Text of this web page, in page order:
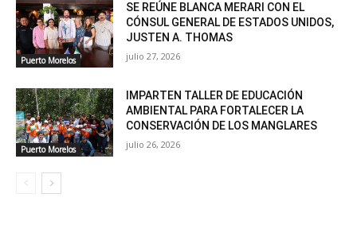
Puerto Morelos
SE REÚNE BLANCA MERARI CON EL
CÓNSUL GENERAL DE ESTADOS UNIDOS,
JUSTEN A. THOMAS
julio 27, 2026
Puerto Morelos
IMPARTEN TALLER DE EDUCACIÓN
AMBIENTAL PARA FORTALECER LA
CONSERVACIÓN DE LOS MANGLARES
julio 26, 2026